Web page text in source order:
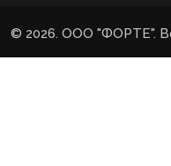
© 2026. ООО "ФОРТЕ".